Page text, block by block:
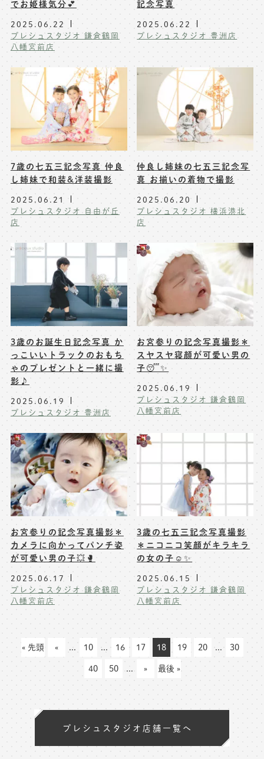
でお姫様気分💕
2025.06.22
プレシュスタジオ 鎌倉鶴岡
八幡宮前店
記念写真
2025.06.22
プレシュスタジオ 豊洲店
7歳の七五三記念写真 仲良
し姉妹で和装&洋装撮影
2025.06.21
プレシュスタジオ 自由が丘
店
仲良し姉妹の七五三記念写
真 お揃いの着物で撮影
2025.06.20
プレシュスタジオ 横浜港北
店
3歳のお誕生日記念写真 か
っこいいトラックのおもち
ゃのプレゼントと一緒に撮
影♪
2025.06.19
プレシュスタジオ 豊洲店
お宮参りの記念写真撮影＊
スヤスヤ寝顔が可愛い男の
子😴✨
2025.06.19
プレシュスタジオ 鎌倉鶴岡
八幡宮前店
お宮参りの記念写真撮影＊
カメラに向かってパンチ姿
が可愛い男の子💥🥊
2025.06.17
プレシュスタジオ 鎌倉鶴岡
八幡宮前店
3歳の七五三記念写真撮影
＊ニコニコ笑顔がキラキラ
の女の子☺️✨
2025.06.15
プレシュスタジオ 鎌倉鶴岡
八幡宮前店
« 先頭 « ... 10 ... 16 17 18 19 20 ...
30
40
50 ... » 最後 »
プレシュスタジオ店舗一覧へ